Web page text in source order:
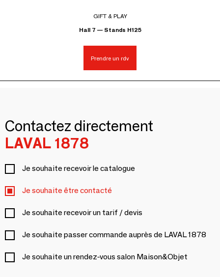
GIFT & PLAY
Hall 7 — Stands H125
Prendre un rdv
Contactez directement
LAVAL 1878
Je souhaite recevoir le catalogue
Je souhaite être contacté
Je souhaite recevoir un tarif / devis
Je souhaite passer commande auprès de LAVAL 1878
Je souhaite un rendez-vous salon Maison&Objet